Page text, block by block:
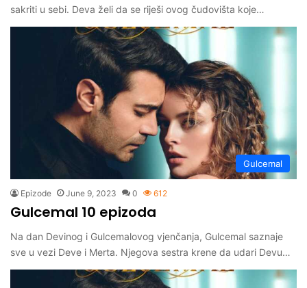
sakriti u sebi. Deva želi da se riješi ovog čudovišta koje…
Gulcemal
Epizode June 9, 2023 0 612
Gulcemal 10 epizoda
Na dan Devinog i Gulcemalovog vjenčanja, Gulcemal saznaje
sve u vezi Deve i Merta. Njegova sestra krene da udari Devu…